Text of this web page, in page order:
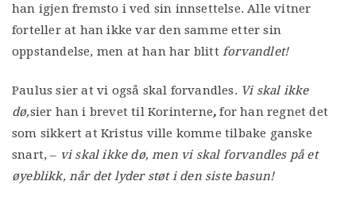
han igjen fremsto i ved sin innsettelse. Alle vitner
forteller at han ikke var den samme etter sin
oppstandelse, men at han har blitt forvandlet!
Paulus sier at vi også skal forvandles. Vi skal ikke
dø,sier han i brevet til Korinterne,for han regnet det
som sikkert at Kristus ville komme tilbake ganske
snart, – vi skal ikke dø, men vi skal forvandles på et
øyeblikk, når det lyder støt i den siste basun!